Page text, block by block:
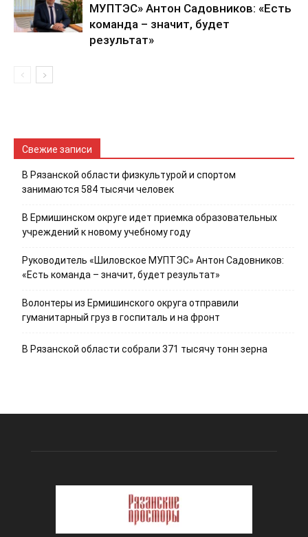
МУПТЭС» Антон Садовников: «Есть
команда – значит, будет
результат»
Свежие записи
В Рязанской области физкультурой и спортом
занимаются 584 тысячи человек
В Ермишинском округе идет приемка образовательных
учреждений к новому учебному году
Руководитель «Шиловское МУПТЭС» Антон Садовников:
«Есть команда – значит, будет результат»
Волонтеры из Ермишинского округа отправили
гуманитарный груз в госпиталь и на фронт
В Рязанской области собрали 371 тысячу тонн зерна